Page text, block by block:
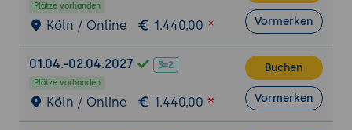
Hintergrundmusik und Soundeffekten.
Partikel und VFX : Erstellen von Partikel-
und visuellen Effekten für mehr Dynamik.
Optimierung und Export
Performance-Optimierungen
: Techniken
zur Verbesserung der Bildrate und
Plätze vorhanden
Köln / Online 1.440,00 Vormerken
01.04.-02.04.2027
Plätze vorhanden
Köln / Online 1.440,00
Buchen
Vormerken